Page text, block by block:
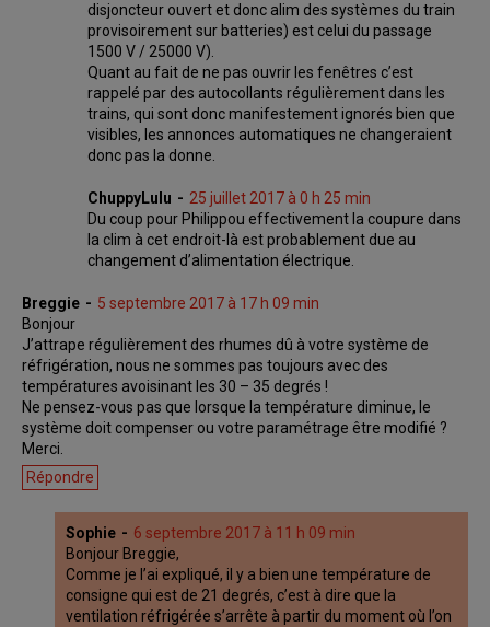
disjoncteur ouvert et donc alim des systèmes du train
provisoirement sur batteries) est celui du passage
1500 V / 25000 V).
Quant au fait de ne pas ouvrir les fenêtres c’est
rappelé par des autocollants régulièrement dans les
trains, qui sont donc manifestement ignorés bien que
visibles, les annonces automatiques ne changeraient
donc pas la donne.
ChuppyLulu
25 juillet 2017 à 0 h 25 min
Du coup pour Philippou effectivement la coupure dans
la clim à cet endroit-là est probablement due au
changement d’alimentation électrique.
Breggie
5 septembre 2017 à 17 h 09 min
Bonjour
J’attrape régulièrement des rhumes dû à votre système de
réfrigération, nous ne sommes pas toujours avec des
températures avoisinant les 30 – 35 degrés !
Ne pensez-vous pas que lorsque la température diminue, le
système doit compenser ou votre paramétrage être modifié ?
Merci.
Répondre
Sophie
6 septembre 2017 à 11 h 09 min
Bonjour Breggie,
Comme je l’ai expliqué, il y a bien une température de
consigne qui est de 21 degrés, c’est à dire que la
ventilation réfrigérée s’arrête à partir du moment où l’on